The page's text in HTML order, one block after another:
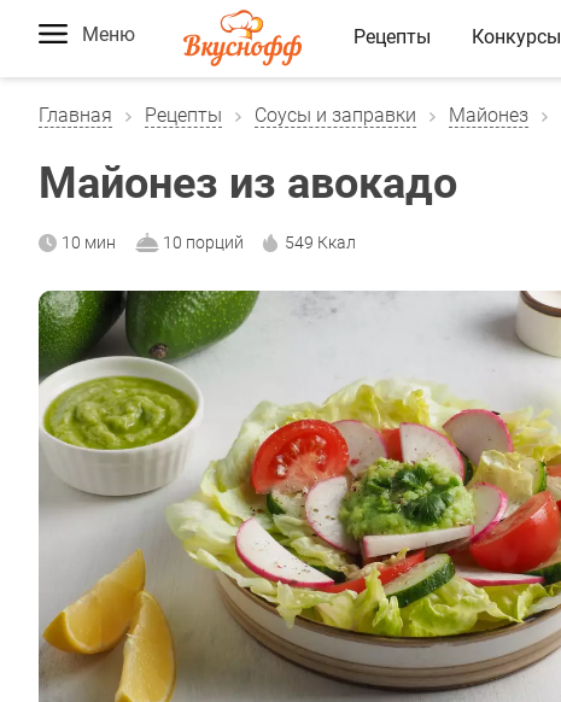
Меню Рецепты Конкурсы
Главная Рецепты Соусы и заправки Майонез
Майонез из авокадо
10 мин 10 порций 549 Ккал